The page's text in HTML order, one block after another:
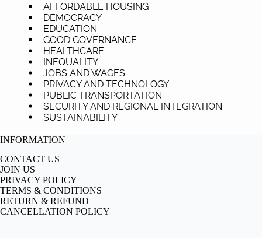
AFFORDABLE HOUSING
DEMOCRACY
EDUCATION
GOOD GOVERNANCE
HEALTHCARE
INEQUALITY
JOBS AND WAGES
PRIVACY AND TECHNOLOGY
PUBLIC TRANSPORTATION
SECURITY AND REGIONAL INTEGRATION
SUSTAINABILITY
INFORMATION
CONTACT US
JOIN US
PRIVACY POLICY
TERMS & CONDITIONS
RETURN & REFUND
CANCELLATION POLICY